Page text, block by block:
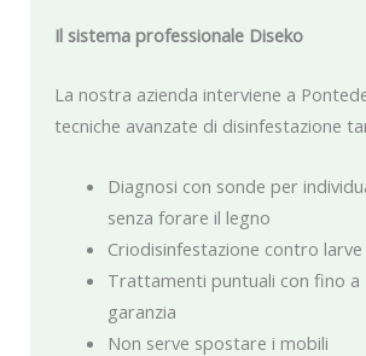
Il sistema professionale Diseko
La nostra azienda interviene a
tecniche avanzate di disinfestazione
Diagnosi con sonde per
senza forare il legno
Criodisinfestazione contro larve
Trattamenti puntuali con fino a
garanzia
Non serve spostare i mobili